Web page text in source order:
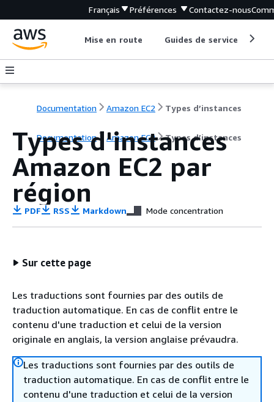
Français Préférences Contactez-nous
Mise en route Guides de service
Documentation Amazon EC2 Types d’instances
Documentation Amazon EC2 Types d’instances
Types d'instances
Amazon EC2 par
région
PDF RSS Markdown Mode concentration
Sur cette page
Les traductions sont fournies par des outils de
traduction automatique. En cas de conflit entre le
contenu d'une traduction et celui de la version
originale en anglais, la version anglaise prévaudra.
Les traductions sont fournies par des outils de
traduction automatique. En cas de conflit entre le
contenu d'une traduction et celui de la version